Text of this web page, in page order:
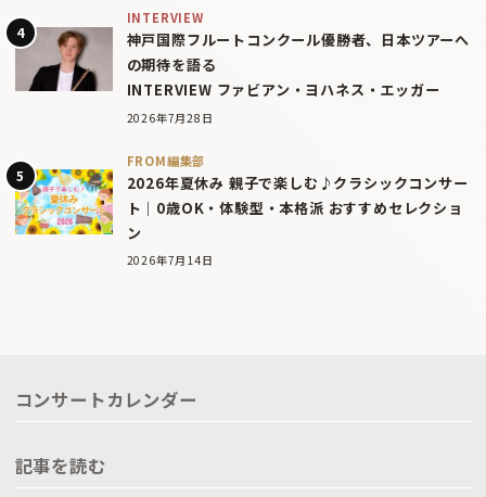
INTERVIEW
神戸国際フルートコンクール優勝者、日本ツアーへ
の期待を語る
INTERVIEW ファビアン・ヨハネス・エッガー
2026年7月28日
FROM編集部
2026年夏休み 親子で楽しむ♪クラシックコンサー
ト｜0歳OK・体験型・本格派 おすすめセレクショ
ン
2026年7月14日
コンサートカレンダー
記事を読む